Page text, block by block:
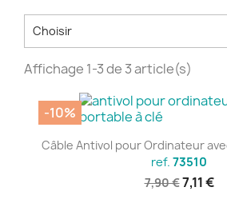
Choisir
Affichage 1-3 de 3 article(s)
Câble Antivol pour Ordinateur
ref. 73510
7,90 €7,11 €
-10%